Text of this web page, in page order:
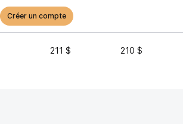
Créer un compte
211 $ 210 $